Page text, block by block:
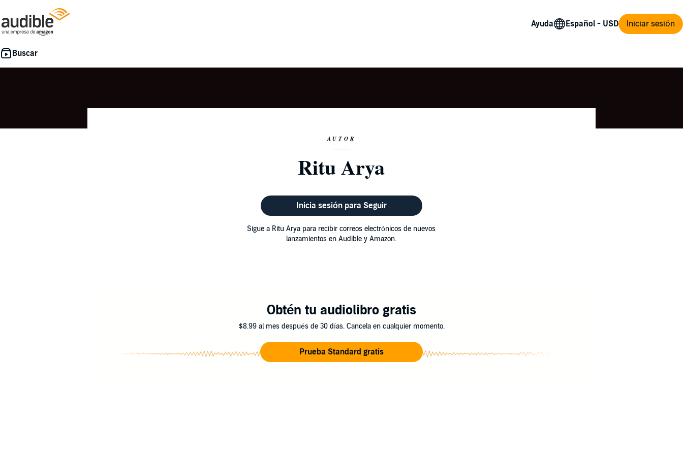
Ayuda Iniciar sesión
AUTOR
Ritu Arya
Inicia sesión para Seguir
Sigue a Ritu Arya para recibir correos electrónicos de nuevos
lanzamientos en Audible y Amazon.
Obtén tu audiolibro gratis
$8.99 al mes después de 30 días. Cancela en cualquier momento.
Prueba Standard gratis